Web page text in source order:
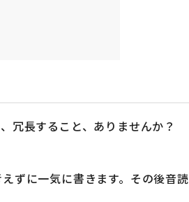
冗長すること、ありませんか？
ずに一気に書きます。その後音読